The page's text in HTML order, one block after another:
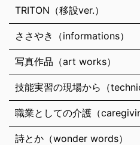
TRITON（移設ver.）
ささやき（informations）
写真作品（art works）
技能実習の現場から（
職業としての介護（
詩とか（wonder words）